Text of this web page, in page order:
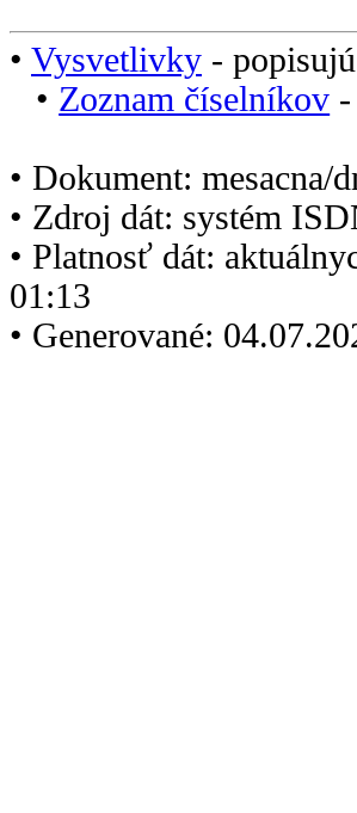
• Vysvetlivky -
• Zoznam číselníkov
• Dokument:
• Zdroj dát: systém
• Platnosť dát:
01:13
• Generované: